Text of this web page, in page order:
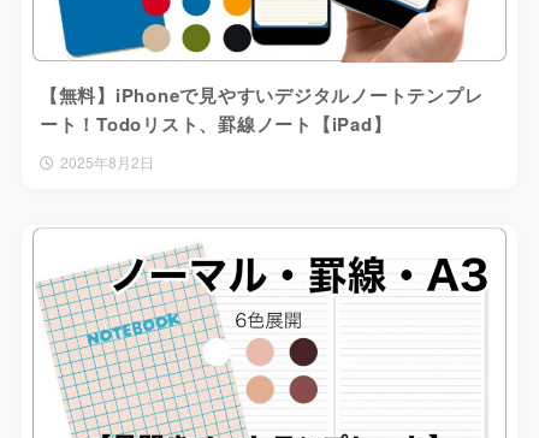
【無料】iPhoneで見やすいデジタルノートテンプレ
ート！Todoリスト、罫線ノート【iPad】
2025年8月2日